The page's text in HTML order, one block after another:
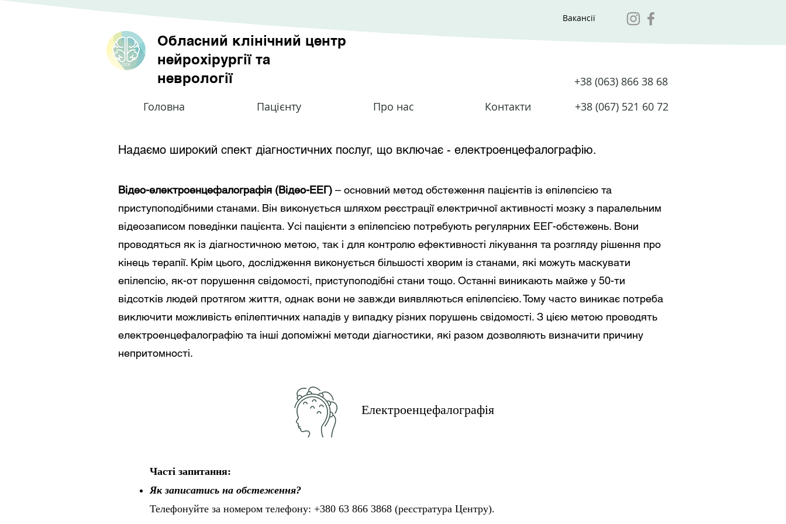
Обласний клінічний центр
нейрохірургії та
неврології
Вакансії
+38 (063) 866 38 68
Головна
Пацієнту Про нас Контакти +38 (067) 521 60 72
Надаємо широкий спект діагностичних послуг, що включає - електроенцефалографію.
Відео-електроенцефалографія (Відео-ЕЕГ) – основний метод обстеження пацієнтів із епілепсією та
приступоподібними станами. Він виконується шляхом реєстрації електричної активності мозку з паралельним
відеозаписом поведінки пацієнта. Усі пацієнти з епілепсією потребують регулярних ЕЕГ-обстежень. Вони
проводяться як із діагностичною метою, так і для контролю ефективності лікування та розгляду рішення про
кінець терапії. Крім цього, дослідження виконується більшості хворим із станами, які можуть маскувати
епілепсію, як-от порушення свідомості, приступоподібні стани тощо. Останні виникають майже у 50-ти
відсотків людей протягом життя, однак вони не завжди виявляються епілепсією. Тому часто виникає потреба
виключити можливість епілептичних нападів у випадку різних порушень свідомості. З цією метою проводять
електроенцефалографію та інші допоміжні методи діагностики, які разом дозволяють визначити причину
непритомності.
Електроенцефалографія
Часті запитання:
Як записатись на обстеження?
Телефонуйте за номером телефону: +380 63 866 3868 (реєстратура Центру).